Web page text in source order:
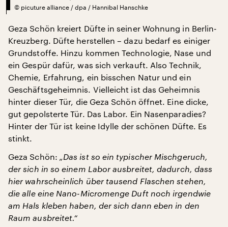
© picuture alliance / dpa / Hannibal Hanschke
Geza Schön kreiert Düfte in seiner Wohnung in Berlin-
Kreuzberg. Düfte herstellen – dazu bedarf es einiger
Grundstoffe. Hinzu kommen Technologie, Nase und
ein Gespür dafür, was sich verkauft. Also Technik,
Chemie, Erfahrung, ein bisschen Natur und ein
Geschäftsgeheimnis. Vielleicht ist das Geheimnis
hinter dieser Tür, die Geza Schön öffnet. Eine dicke,
gut gepolsterte Tür. Das Labor. Ein Nasenparadies?
Hinter der Tür ist keine Idylle der schönen Düfte. Es
stinkt.
Geza Schön: „Das ist so ein typischer Mischgeruch,
der sich in so einem Labor ausbreitet, dadurch, dass
hier wahrscheinlich über tausend Flaschen stehen,
die alle eine Nano-Micromenge Duft noch irgendwie
am Hals kleben haben, der sich dann eben in den
Raum ausbreitet.“